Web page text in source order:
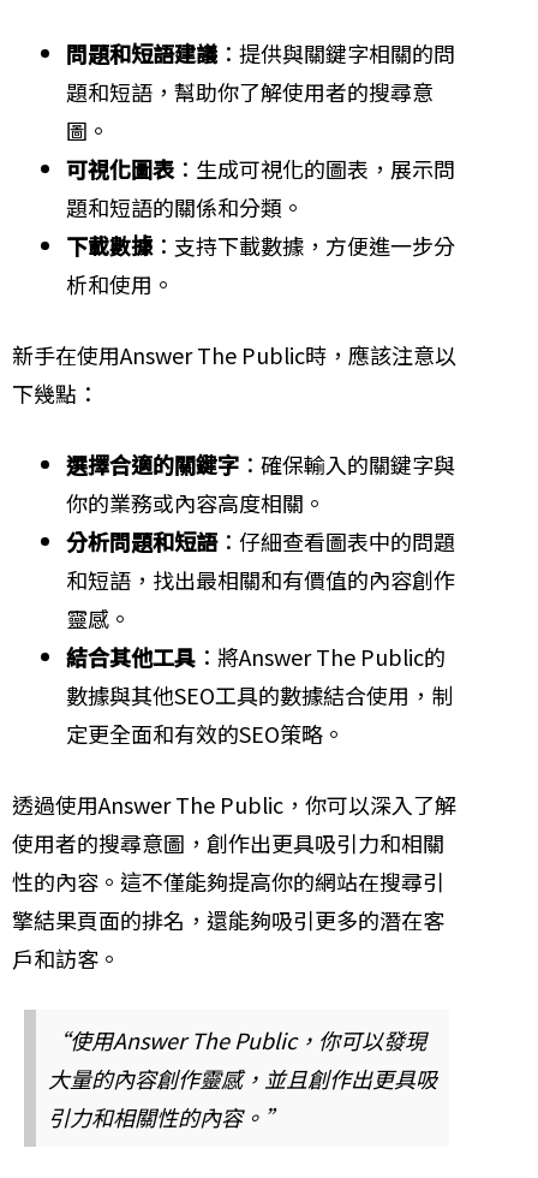
問題和短語建議：提供與關鍵字相關的問
題和短語，幫助你了解使用者的搜尋意
圖。
可視化圖表：生成可視化的圖表，展示問
題和短語的關係和分類。
下載數據：支持下載數據，方便進一步分
析和使用。
新手在使用Answer The Public時，應該注意以
下幾點：
選擇合適的關鍵字 ：確保輸入的關鍵字與
你的業務或內容高度相關。
分析問題和短語：仔細查看圖表中的問題
和短語，找出最相關和有價值的內容創作
靈感。
結合其他工具 ：將Answer The Public的
數據與其他SEO工具的數據結合使用，制
定更全面和有效的SEO策略。
透過使用Answer The Public，你可以深入了解
使用者的搜尋意圖，創作出更具吸引力和相關
性的內容。這不僅能夠提高你的網站在搜尋引
擎結果頁面的排名，還能夠吸引更多的潛在客
戶和訪客。
“使用Answer The Public，你可以發現
大量的內容創作靈感，並且創作出更具吸
引力和相關性的內容。”